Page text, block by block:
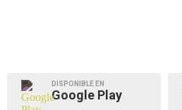
DISPONIBLE EN
Google Play